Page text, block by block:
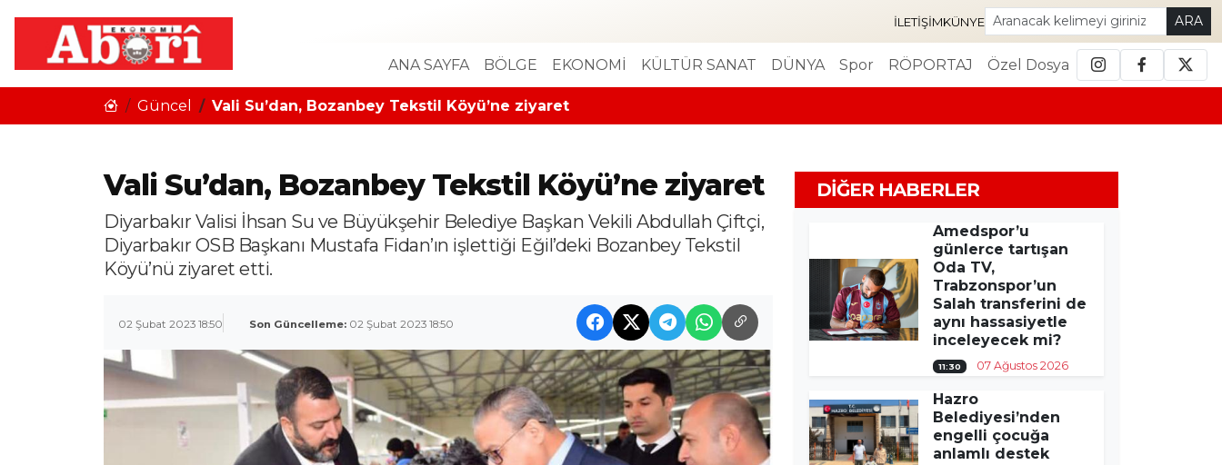
İLETIŞIMKÜNYE ARA
ANA SAYFA BÖLGE EKONOMİ KÜLTÜR SANAT DÜNYA Spor RÖPORTAJ Özel Dosya
Güncel Vali Su’dan, Bozanbey Tekstil Köyü’ne ziyaret
Vali Su’dan, Bozanbey Tekstil Köyü’ne ziyaret
Diyarbakır Valisi İhsan Su ve Büyükşehir Belediye Başkan Vekili Abdullah Çiftçi,
Diyarbakır OSB Başkanı Mustafa Fidan’ın işlettiği Eğil’deki Bozanbey Tekstil
Köyü’nü ziyaret etti.
02 Şubat 2023 18:50 Son Güncelleme: 02 Şubat 2023 18:50
DIĞER HABERLER
Amedspor’u
günlerce tartışan
Oda TV,
Trabzonspor’un
Salah transferini de
aynı hassasiyetle
inceleyecek mi?
11:30 07 Ağustos 2026
Hazro
Belediyesi’nden
engelli çocuğa
anlamlı destek